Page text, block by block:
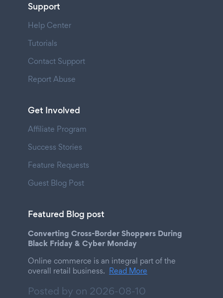
Support
Help Center
Tutorials
Contact Support
Report Abuse
Get Involved
Affiliate Program
Success Stories
Feature Requests
Guest Blog Post
Featured Blog post
Converting Cross-Border Shoppers During
Black Friday & Cyber Monday
Online commerce is an integral part of the
overall retail business. Read More
Posted by on 2026-08-10